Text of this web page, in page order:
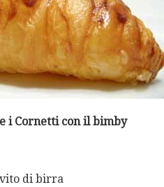
i Cornetti con il bimby
di birra